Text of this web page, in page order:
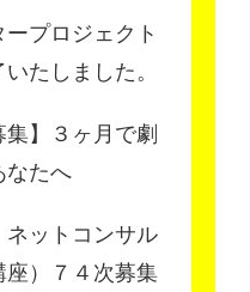
ープロジェクト
たしました。
集】３ヶ月で劇
なたへ
ネットコンサル
座）７４次募集